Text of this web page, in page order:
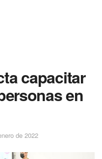
capacitar
en
de 2022